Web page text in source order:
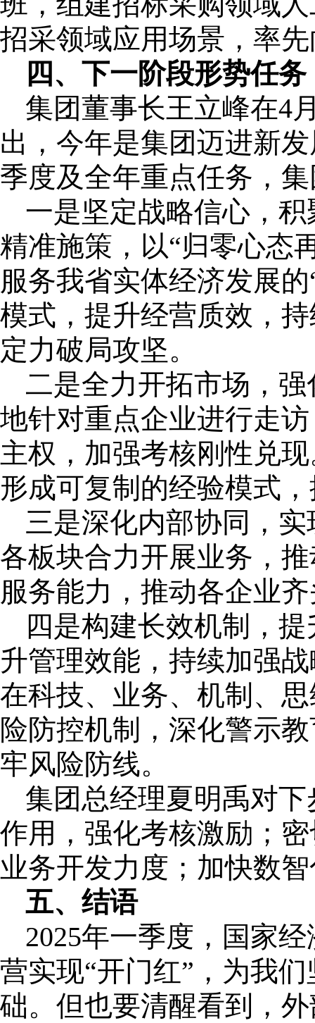
招采领域应用场景，率
四、下一阶段形势任
集团董事长王立峰在4
出，今年是集团迈进新
季度及全年重点任务，
一是坚定战略信心，
精准施策，以“归零心态
服务我省实体经济发展
模式，提升经营质效，
定力破局攻坚。
二是全力开拓市场，
地针对重点企业进行走
主权，加强考核刚性兑
形成可复制的经验模式
三是深化内部协同，
各板块合力开展业务，
服务能力，推动各企业
四是构建长效机制，
升管理效能，持续加强
在科技、业务、机制、
险防控机制，深化警示
牢风险防线。
集团总经理夏明禹对
作用，强化考核激励；
业务开发力度；加快数
五、结语
2025年一季度，国家
营实现“开门红”，为我
础。但也要清醒看到，